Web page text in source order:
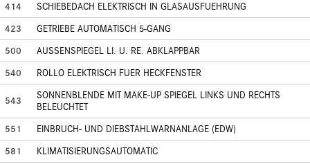
414
SCHIEBEDACH ELEKTRISCH IN GLASAUSFUEHRUNG
423
GETRIEBE AUTOMATISCH 5-GANG
500
AUSSENSPIEGEL LI. U. RE. ABKLAPPBAR
540
ROLLO ELEKTRISCH FUER HECKFENSTER
543
SONNENBLENDE MIT MAKE-UP SPIEGEL LINKS UND RECHTS
BELEUCHTET
551
EINBRUCH- UND DIEBSTAHLWARNANLAGE (EDW)
581
KLIMATISIERUNGSAUTOMATIC